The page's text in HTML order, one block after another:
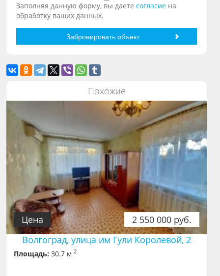
Заполняя данную форму, вы даетесогласие на
обработку ваших данных.
Похожие
2 550 000 руб.
Цена
Волгоград, улица им Гули Королевой, 2
Площадь: 30.7 м2